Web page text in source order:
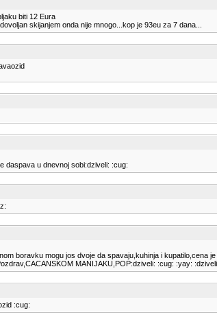
biti 12 Eura
skijanjem onda nije mnogo...kop je 93eu za 7 dana...
daspava u dnevnoj sobi:dziveli: :cug:
boravku mogu jos dvoje da spavaju,kuhinja i
MANIJAKU,POP:dziveli: :cug: :yay:
:cug: